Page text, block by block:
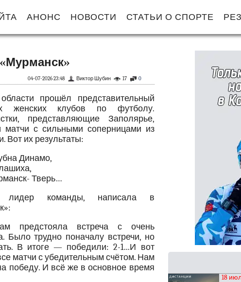
АНОНС НОВОСТИ СТАТЬИ О СПОРТЕ
0
17
Виктор Шубин
04-07-2026 23:48
прошёл представительный
женских клубов по футболу.
представляющие Заполярье,
матчи с сильными соперницами из
Вот их результаты:
Динамо,
Тверь…
лидер команды, написала в
предстояла встреча с очень
Было трудно поначалу встречи, но
В итоге — победили: 2-1...И вот
матчи с убедительным счётом. Нам
победу. И всё же в основное время
18